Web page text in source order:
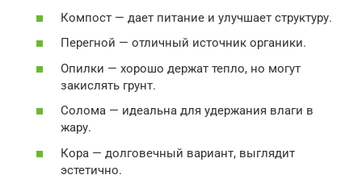
Компост — дает питание и улучшает структуру.
Перегной — отличный источник органики.
Опилки — хорошо держат тепло, но могут
закислять грунт.
Солома — идеальна для удержания влаги в
жару.
Кора — долговечный вариант, выглядит
эстетично.